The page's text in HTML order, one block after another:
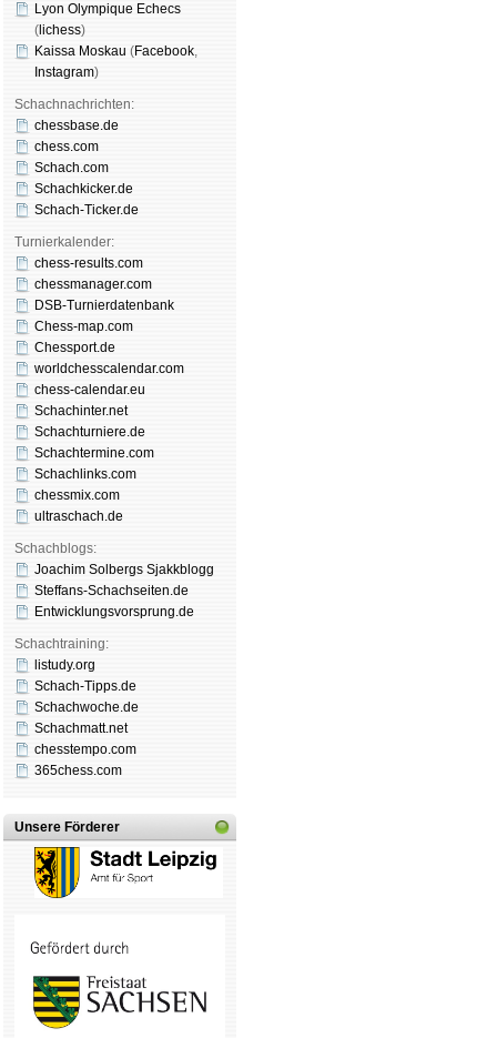
Lyon Olympique Echecs
( lichess)
Kaissa Moskau (Face­book,
Insta­gram)
Schachnachrichten:
chessbase.de
chess.com
Schach.com
Schachkicker.de
Schach-Ticker.de
Turnierkalender:
chess-results.com
chessmanager.com
DSB-Turnierdatenbank
Chess-map.com
Chessport.de
worldchesscalendar.com
chess-calendar.eu
Schachinter.net
Schachturniere.de
Schachtermine.com
Schachlinks.com
chessmix.com
ultraschach.de
Schachblogs:
Joachim Solbergs Sjakkblogg
Steffans-Schachseiten.de
Entwicklungsvorsprung.de
Schachtraining:
listudy.org
Schach-Tipps.de
Schachwoche.de
Schachmatt.net
chesstempo.com
365chess.com
Unsere Förderer